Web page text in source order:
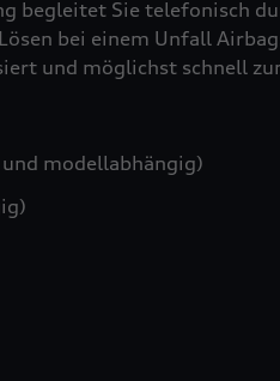
begleitet Sie telefonisch
bei einem Unfall
und möglichst schnell
modellabhängig)